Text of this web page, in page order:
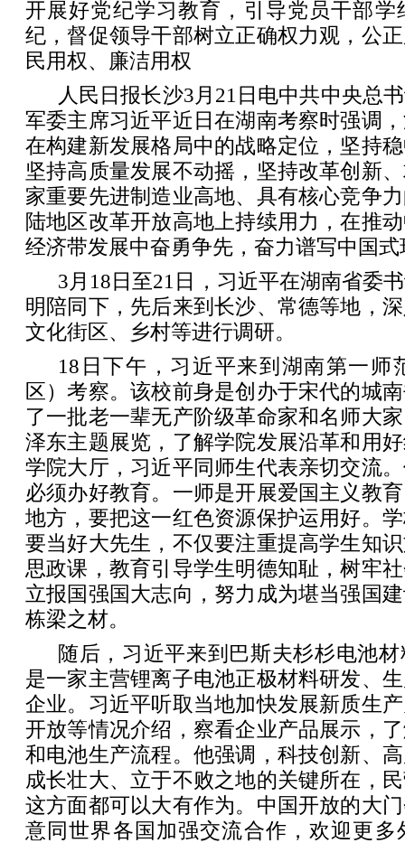
开展好党纪学习教育，引导党员干部学
纪，督促领导干部树立正确权力观，公
民用权、廉洁用权
人民日报长沙3月21日电中共中央总
军委主席习近平近日在湖南考察时强调
在构建新发展格局中的战略定位，坚持
坚持高质量发展不动摇，坚持改革创新
家重要先进制造业高地、具有核心竞争
陆地区改革开放高地上持续用力，在推
经济带发展中奋勇争先，奋力谱写中国
3月18日至21日，习近平在湖南省委
明陪同下，先后来到长沙、常德等地，
文化街区、乡村等进行调研。
18日下午，习近平来到湖南第一师
区）考察。该校前身是创办于宋代的城
了一批老一辈无产阶级革命家和名师大
泽东主题展览，了解学院发展沿革和用
学院大厅，习近平同师生代表亲切交流
必须办好教育。一师是开展爱国主义教
地方，要把这一红色资源保护运用好。
要当好大先生，不仅要注重提高学生知
思政课，教育引导学生明德知耻，树牢
立报国强国大志向，努力成为堪当强国
栋梁之材。
随后，习近平来到巴斯夫杉杉电池
是一家主营锂离子电池正极材料研发、
企业。习近平听取当地加快发展新质生
开放等情况介绍，察看企业产品展示，
和电池生产流程。他强调，科技创新、
成长壮大、立于不败之地的关键所在，
这方面都可以大有作为。中国开放的大
意同世界各国加强交流合作，欢迎更多